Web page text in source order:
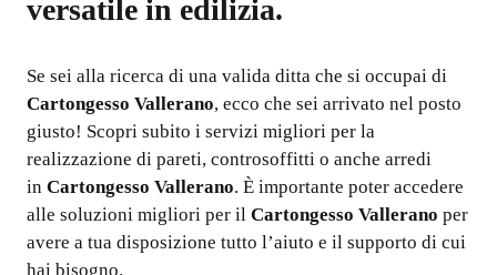
versatile in edilizia.
Se sei alla ricerca di una valida ditta che si occupai di
Cartongesso Vallerano, ecco che sei arrivato nel posto
giusto! Scopri subito i servizi migliori per la
realizzazione di pareti, controsoffitti o anche arredi
in Cartongesso Vallerano. È importante poter accedere
alle soluzioni migliori per il Cartongesso Vallerano per
avere a tua disposizione tutto l’aiuto e il supporto di cui
hai bisogno.